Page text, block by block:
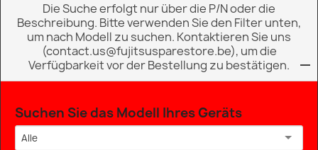
Die Suche erfolgt nur über die P/N oder die
Beschreibung. Bitte verwenden Sie den Filter unten,
um nach Modell zu suchen. Kontaktieren Sie uns
(contact.us@fujitsusparestore.be), um die
Verfügbarkeit vor der Bestellung zu bestätigen.
Suchen Sie das Modell Ihres Geräts
Alle